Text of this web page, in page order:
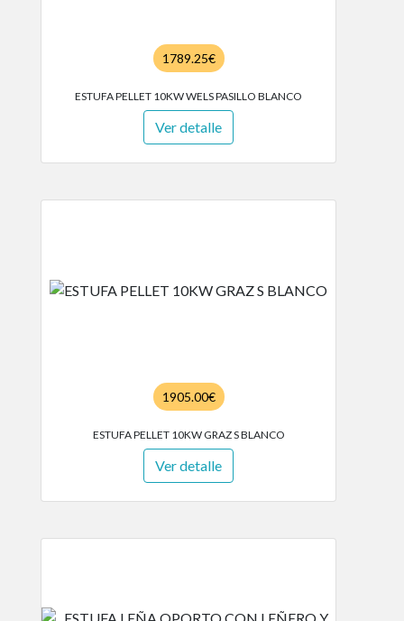
1789.25€
ESTUFA PELLET 10KW WELS PASILLO BLANCO
Ver detalle
1905.00€
ESTUFA PELLET 10KW GRAZ S BLANCO
Ver detalle